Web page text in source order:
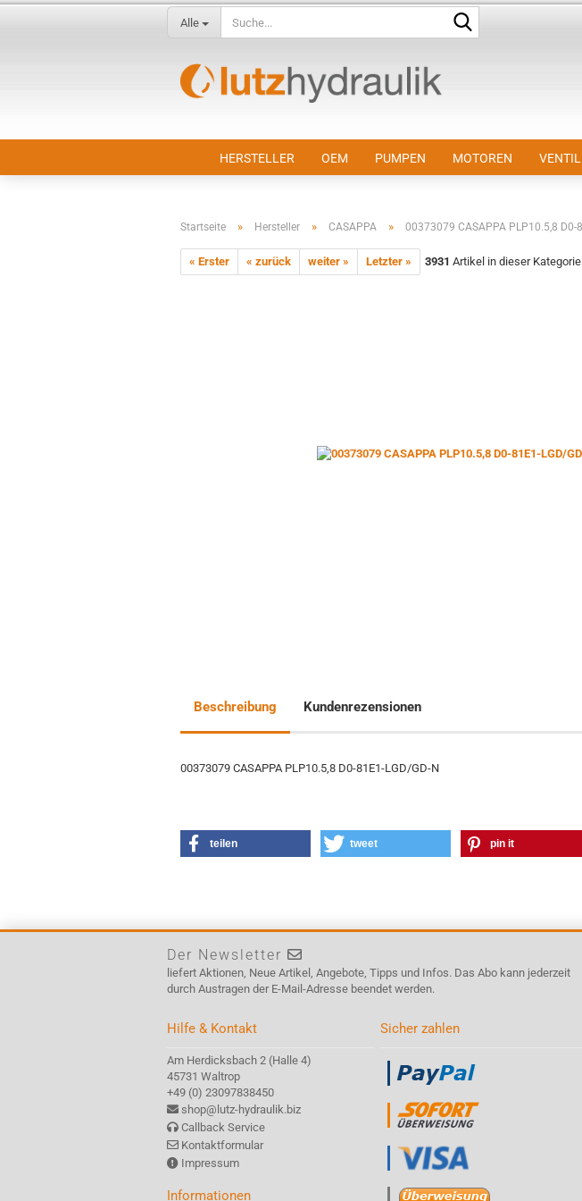
Alle
HERSTELLER OEM PUMPEN MOTOREN
Startseite » Hersteller » CASAPPA » 00373079 CASAPPA PLP10.5,8 D0-
« Erster « zurück weiter » Letzter » 3931 Artikel in dieser Kategorie
Beschreibung Kundenrezensionen
00373079 CASAPPA PLP10.5,8 D0-81E1-LGD/GD-N
teilen tweet pin it
Der Newsletter
liefert Aktionen, Neue Artikel, Angebote, Tipps und Infos. Das Abo kann jederzeit
durch Austragen der E-Mail-Adresse beendet werden.
Hilfe & Kontakt
Am Herdicksbach 2 (Halle 4)
45731 Waltrop
+49 (0) 23097838450
shop@lutz-hydraulik.biz
Callback Service
Kontaktformular
Impressum
Informationen
Sicher zahlen